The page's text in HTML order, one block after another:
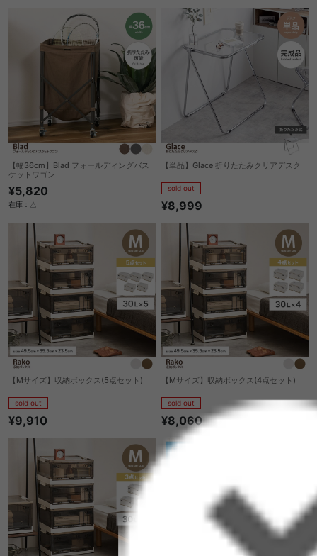
【幅36cm】Blad フォールディングバス
ケットワゴン
¥5,820
在庫：△
【単品】Glace 折りたたみクリアデスク
sold out
¥8,999
【Mサイズ】収納ボックス(5点セット)
sold out
¥9,910
【Mサイズ】収納ボックス(4点セット)
sold out
¥8,060